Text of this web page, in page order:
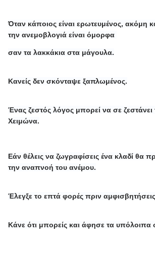
Όταν κάποιος είναι ερωτευμένος, ακόμη
την ανεμοβλογιά είναι όμορφα
σαν τα λακκάκια στα μάγουλα.
Κανείς δεν σκόνταψε ξαπλωμένος.
Ένας ζεστός λόγος μπορεί να σε ζεστάνει
Χειμώνα.
Εάν θέλεις να ζωγραφίσεις ένα κλαδί θα
την αναπνοή του ανέμου.
Έλεγξε το επτά φορές πριν
Κάνε ότι μπορείς και άφησε τα υπόλοιπα